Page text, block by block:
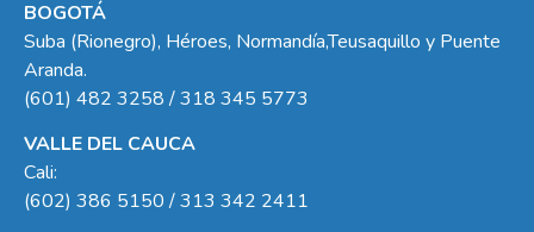
BOGOTÁ
Suba (Rionegro), Héroes, Normandía,Teusaquillo y Puente
Aranda.
(601) 482 3258 / 318 345 5773
VALLE DEL CAUCA
Cali:
(602) 386 5150 / 313 342 2411